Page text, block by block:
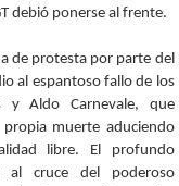
debió ponerse al frente.
de protesta por parte del
al espantoso fallo de los
y Aldo Carnevale, que
muerte aduciendo
libre. El profundo
al cruce del poderoso